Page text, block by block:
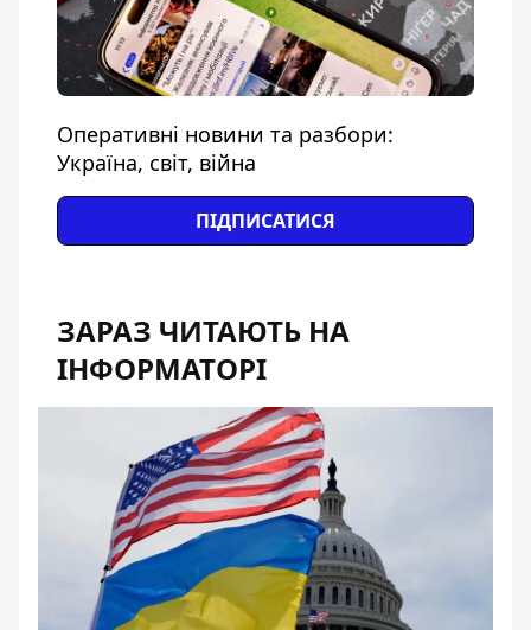
Оперативні новини та разбори:
Україна, світ, війна
ПІДПИСАТИСЯ
ЗАРАЗ ЧИТАЮТЬ НА
ІНФОРМАТОРІ